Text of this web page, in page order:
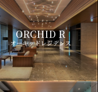
ORCHID R
オーキッドレジデンス